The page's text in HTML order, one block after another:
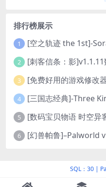
排行榜展示
1
2 [刺客信条：影
3
4
5
6 [幻兽帕鲁]–Palworld
SQL：30 |